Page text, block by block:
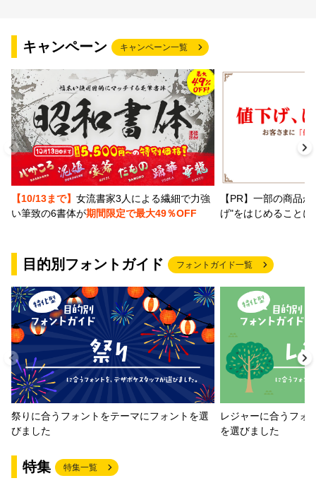
キャンペーン キャンペーン一覧
【10/13まで】 女流書家3人による繊細で力強
い筆致の6書体が期間限定で最大49％OFF
【PR】一部の商品
げ"をはじめること
目的別フォントガイド フォントガイド一覧
祭りに合うフォントをテーマにフォントを選
びました
レジャーに合うフォ
を選びました
特集 特集一覧